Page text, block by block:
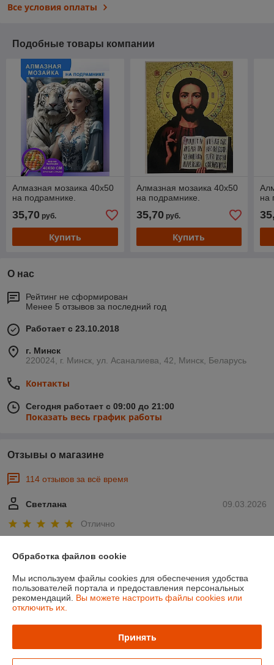
Все условия оплаты
Подобные товары компании
Алмазная мозаика 40х50
на подрамнике.
35,70 руб.
Купить
Алмазная мозаика 40х50
на подрамнике.
35,70руб.
Купить
на
О нас
Рейтинг не сформирован
Менее 5 отзывов за последний год
Работает с 23.10.2018
г. Минск
220024, г. Минск, ул. Асаналиева, 42, Минск, Беларусь
Контакты
Сегодня работает с 09:00 до 21:00
Показать весь график работы
Отзывы о магазине
114 отзывов за всё время
09.03.2026
Светлана
Отлично
мой товар в удобный для меня магазин. Спасибо!
16.02.2026
Покупатель
Заказывала 2 тетрадки по английскому. Нигде не было их в
наличии, только здесь нашла в наличии. Я очень рада. Спасибо
большое продавцу. На следующий день утром уже позвонили и
Обработка файлов cookie
Мы используем файлы cookies для обеспечения удобства
пользователей портала и предоставления персональных
рекомендаций. Вы можете настроить файлы cookies или
отключить их.
Принять